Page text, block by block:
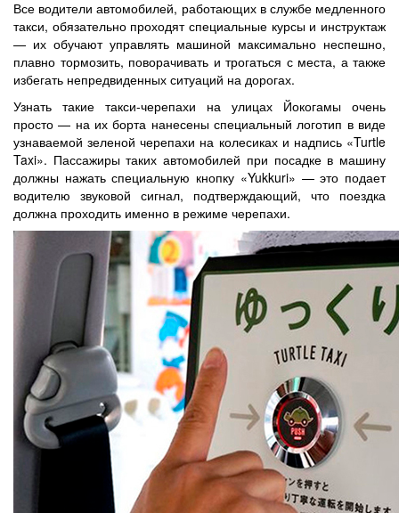
Все водители автомобилей, работающих в службе медленного
такси, обязательно проходят специальные курсы и инструктаж
— их обучают управлять машиной максимально неспешно,
плавно тормозить, поворачивать и трогаться с места, а также
избегать непредвиденных ситуаций на дорогах.
Узнать такие такси-черепахи на улицах Йокогамы очень
просто — на их борта нанесены специальный логотип в виде
узнаваемой зеленой черепахи на колесиках и надпись «Turtle
Taxi». Пассажиры таких автомобилей при посадке в машину
должны нажать специальную кнопку «Yukkuri» — это подает
водителю звуковой сигнал, подтверждающий, что поездка
должна проходить именно в режиме черепахи.